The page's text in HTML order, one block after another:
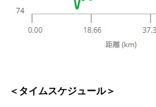
＜タイムスケジュール＞